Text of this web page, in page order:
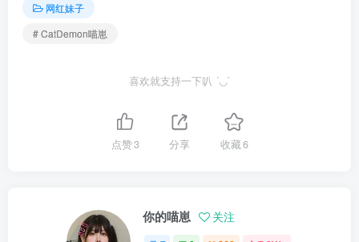
网红妹子
# CatDemon喵崽
喜欢就支持一下叭 ´◡`
点赞3 分享 收藏6
你的喵崽 关注